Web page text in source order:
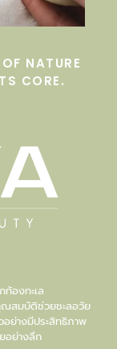
NATURE
CORE.
องทะเล
ณสมบัติช่วยชะลอวัย
ย่างมีประสิทธิภาพ
อย่างลึก